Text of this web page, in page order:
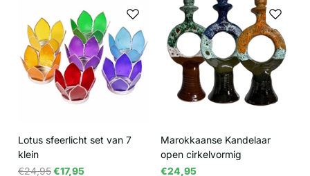
Lotus sfeerlicht set van 7
klein
€24,95€17,95
Marokkaanse Kandelaar
open cirkelvormig
€24,95